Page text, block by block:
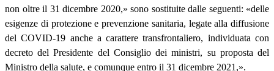
non oltre il 31 dicembre 2020,» sono sostituite dalle seguenti: «delle
esigenze di protezione e prevenzione sanitaria, legate alla diffusione
del COVID-19 anche a carattere transfrontaliero, individuata con
decreto del Presidente del Consiglio dei ministri, su proposta del
Ministro della salute, e comunque entro il 31 dicembre 2021,».